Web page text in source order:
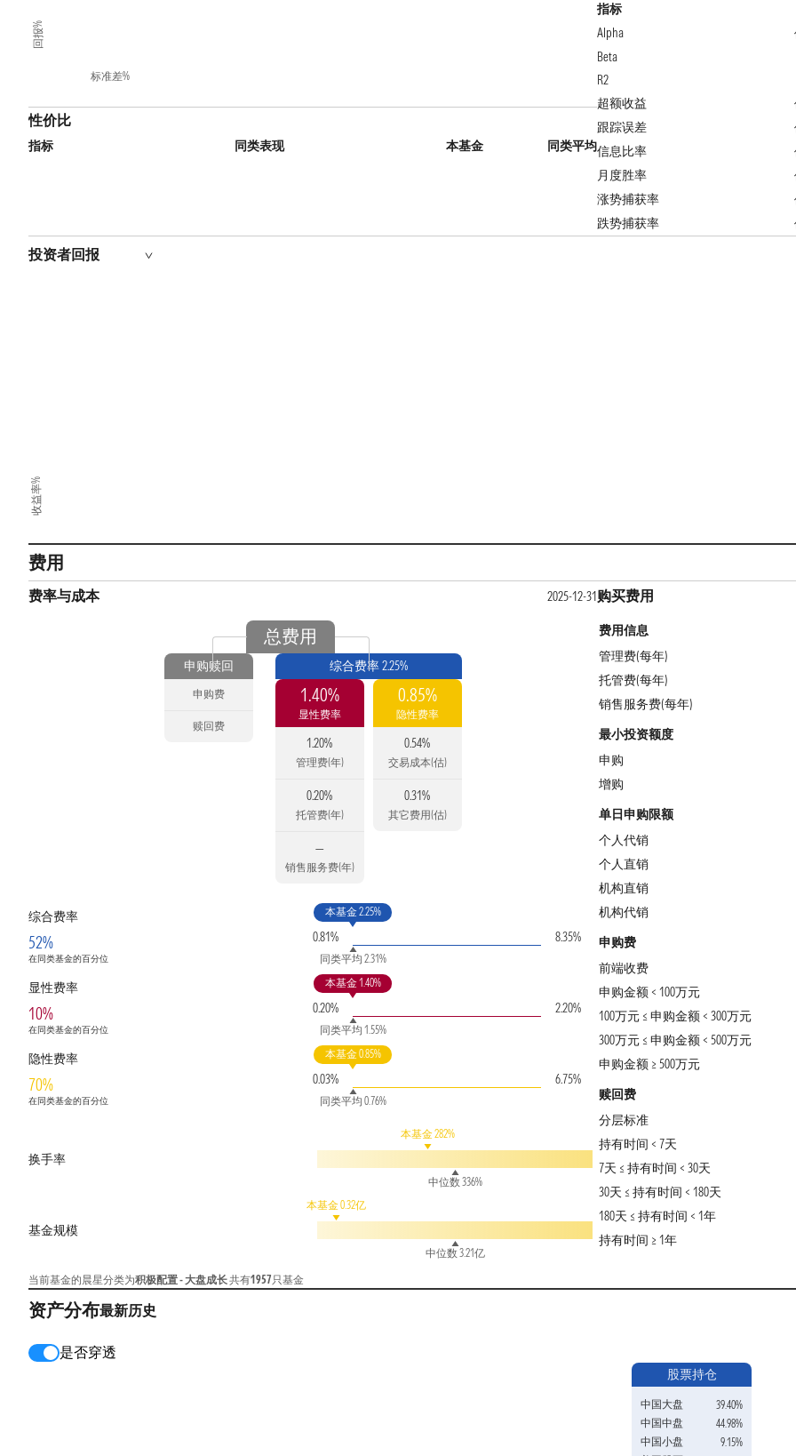
标准差%
回报%
性价比
指标 同类表现 本基金 同类平均
指标
Alpha
Beta
R2
超额收益
跟踪误差
信息比率
月度胜率
涨势捕获率
跌势捕获率
投资者回报
收益率%
费用
费率与成本 2025-12-31
总费用
申购赎回
申购费
赎回费
综合费率 2.25%
1.40%
显性费率
1.20%
管理费(年)
0.20%
托管费(年)
—
销售服务费(年)
0.85%
隐性费率
0.54%
交易成本(估)
0.31%
其它费用(估)
综合费率
52%
在同类基金的百分位
0.81%
本基金 2.25%
同类平均 2.31%
8.35%
显性费率
10%
在同类基金的百分位
0.20%
本基金 1.40%
同类平均 1.55%
2.20%
隐性费率
70%
在同类基金的百分位
0.03%
本基金 0.85%
同类平均 0.76%
6.75%
换手率
本基金 282%
中位数 336%
基金规模
本基金 0.32亿
中位数 3.21亿
当前基金的晨星分类为积极配置 - 大盘成长共有1957只基金
购买费用
费用信息
管理费(每年)
托管费(每年)
销售服务费(每年)
最小投资额度
申购
增购
单日申购限额
个人代销
个人直销
机构直销
机构代销
申购费
前端收费
申购金额 < 100万元
100万元 ≤ 申购金额 < 300万元
300万元 ≤ 申购金额 < 500万元
申购金额 ≥ 500万元
赎回费
分层标准
持有时间 < 7天
7天 ≤ 持有时间 < 30天
30天 ≤ 持有时间 < 180天
180天 ≤ 持有时间 < 1年
持有时间 ≥ 1年
资产分布最新历史
是否穿透
股票持仓
中国大盘
39.40%
中国中盘
44.98%
中国小盘
9.15%